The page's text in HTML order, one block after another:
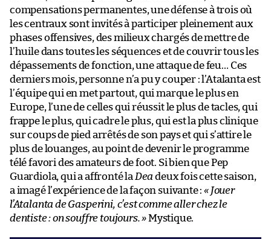
compensations permanentes, une défense à trois où
les centraux sont invités à participer pleinement aux
phases offensives, des milieux chargés de mettre de
l’huile dans toutes les séquences et de couvrir tous les
dépassements de fonction, une attaque de feu… Ces
derniers mois, personne n’a pu y couper : l’Atalanta est
l’équipe qui en met partout, qui marque le plus en
Europe, l’une de celles qui réussit le plus de tacles, qui
frappe le plus, qui cadre le plus, qui est la plus clinique
sur coups de pied arrêtés de son pays et qui s’attire le
plus de louanges, au point de devenir le programme
télé favori des amateurs de foot. Si bien que Pep
Guardiola, qui a affronté la Dea deux fois cette saison,
a imagé l’expérience de la façon suivante :« Jouer
l’Atalanta de Gasperini, c’est comme aller chez le
dentiste : on souffre toujours. »Mystique.